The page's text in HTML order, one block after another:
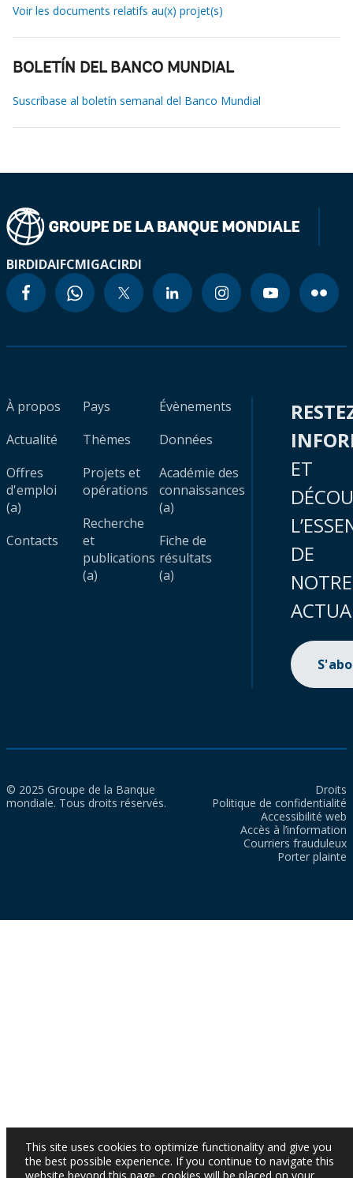
Voir les documents relatifs au(x) projet(s)
BOLETÍN DEL BANCO MUNDIAL
Suscríbase al boletín semanal del Banco Mundial
BIRDIDAIFCMIGACIRDI
À propos
Actualité
Offres
d'emploi
(a)
Contacts
Pays
Thèmes
Projets et
opérations
Recherche
et
publications
(a)
Évènements
Données
Académie des
connaissances
(a)
Fiche de
résultats
(a)
ET
DE
NOTRE
© 2025 Groupe de la Banque
mondiale. Tous droits réservés.
Droits
Politique de confidentialité
Accessibilité web
Accès à l’information
Courriers frauduleux
Porter plainte
This site uses cookies to optimize functionality and give you
the best possible experience. If you continue to navigate this